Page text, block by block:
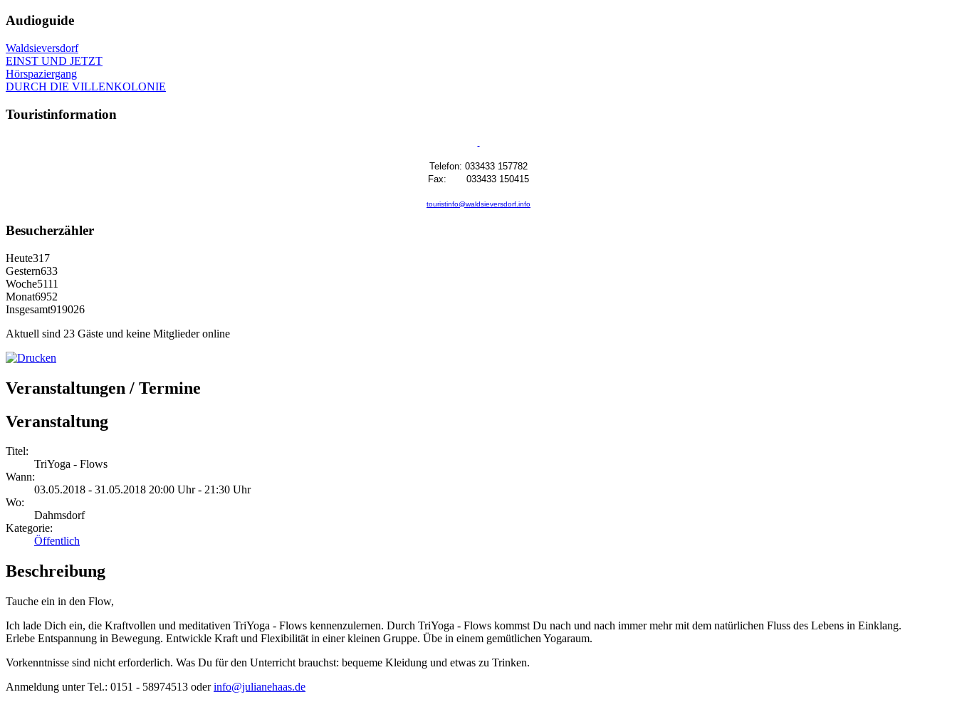
Audioguide
Waldsieversdorf
EINST UND JETZT
Hörspaziergang
DURCH DIE VILLENKOLONIE
Touristinformation
Telefon: 033433 157782
Fax: 033433 150415
touristinfo@waldsieversdorf.info
Besucherzähler
Heute317
Gestern633
Woche5111
Monat6952
Insgesamt919026
Aktuell sind 23 Gäste und keine Mitglieder online
Veranstaltungen / Termine
Veranstaltung
Titel:
TriYoga - Flows
Wann:
03.05.2018 - 31.05.2018 20:00 Uhr - 21:30 Uhr
Wo:
Dahmsdorf
Kategorie:
Öffentlich
Beschreibung
Tauche ein in den Flow,
Ich lade Dich ein, die Kraftvollen und meditativen TriYoga - Flows kennenzulernen. Durch TriYoga - Flows kommst Du nach und nach immer mehr mit dem natürlichen Fluss des Lebens in Einklang.
Erlebe Entspannung in Bewegung. Entwickle Kraft und Flexibilität in einer kleinen Gruppe. Übe in einem gemütlichen Yogaraum.
Vorkenntnisse sind nicht erforderlich. Was Du für den Unterricht brauchst: bequeme Kleidung und etwas zu Trinken.
Anmeldung unter Tel.: 0151 - 58974513 oderinfo@julianehaas.de